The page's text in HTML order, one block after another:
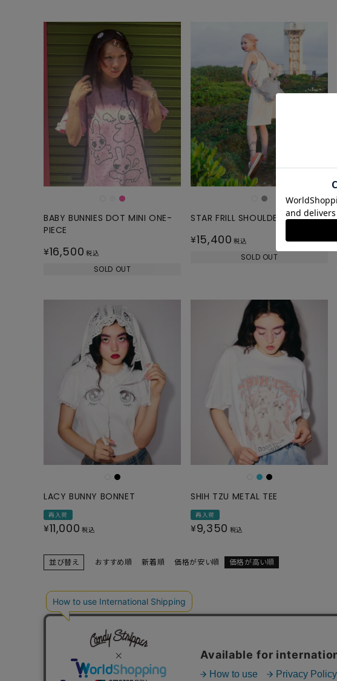
ALL
BABY BUNNIES DOT MINI ONE-
PIECE
¥16,500 税込
SOLD OUT
STAR FRILL SHOULDER BAG
¥15,400 税込
SOLD OUT
LACY BUNNY BONNET
再入荷
¥11,000 税込
SHIH TZU METAL TEE
再入荷
¥9,350 税込
並び替え おすすめ順 新着順 価格が安い順 価格が高い順